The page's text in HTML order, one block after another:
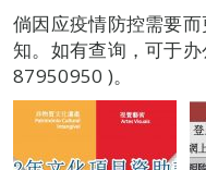
倘因应疫情防控需要
知。如有查询，可于
87950950 )。